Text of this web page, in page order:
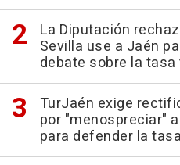
La Diputación
Sevilla use a Jaén
debate sobre la
TurJaén exige
por "menospreciar"
para defender la